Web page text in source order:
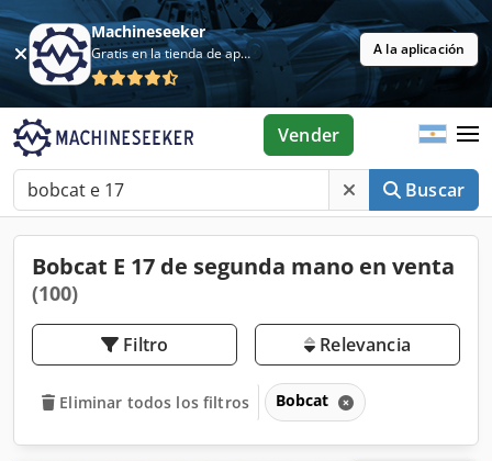
Machineseeker
Gratis en la tienda de aplicaciones A la aplicación
Buscar
Vender
Bobcat E 17 de segunda mano en venta
(100)
Filtro Relevancia
Eliminar todos los filtros Bobcat